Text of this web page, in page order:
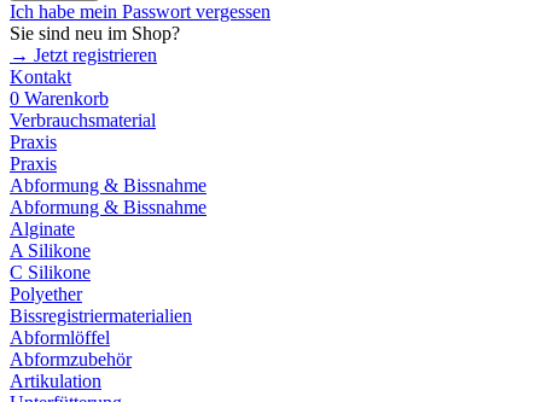
Ich habe mein Passwort vergessen
Sie sind neu im Shop?
→ Jetzt registrieren
Kontakt
0 Warenkorb
Verbrauchsmaterial
Praxis
Praxis
Abformung & Bissnahme
Abformung & Bissnahme
Alginate
A Silikone
C Silikone
Polyether
Bissregistriermaterialien
Abformlöffel
Abformzubehör
Artikulation